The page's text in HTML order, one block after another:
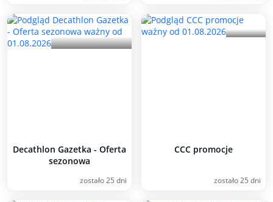
Decathlon Gazetka - Oferta
sezonowa
zostało 25 dni
CCC promocje
zostało 25 dni